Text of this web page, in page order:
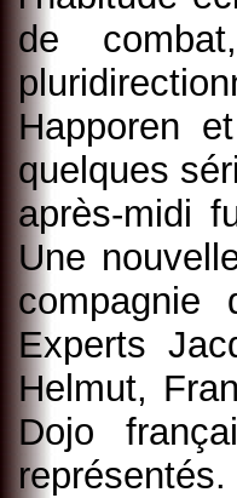
de
Happoren
quelques
après-midi
Une
compagnie
Experts
Helmut,
Dojo
représentés.